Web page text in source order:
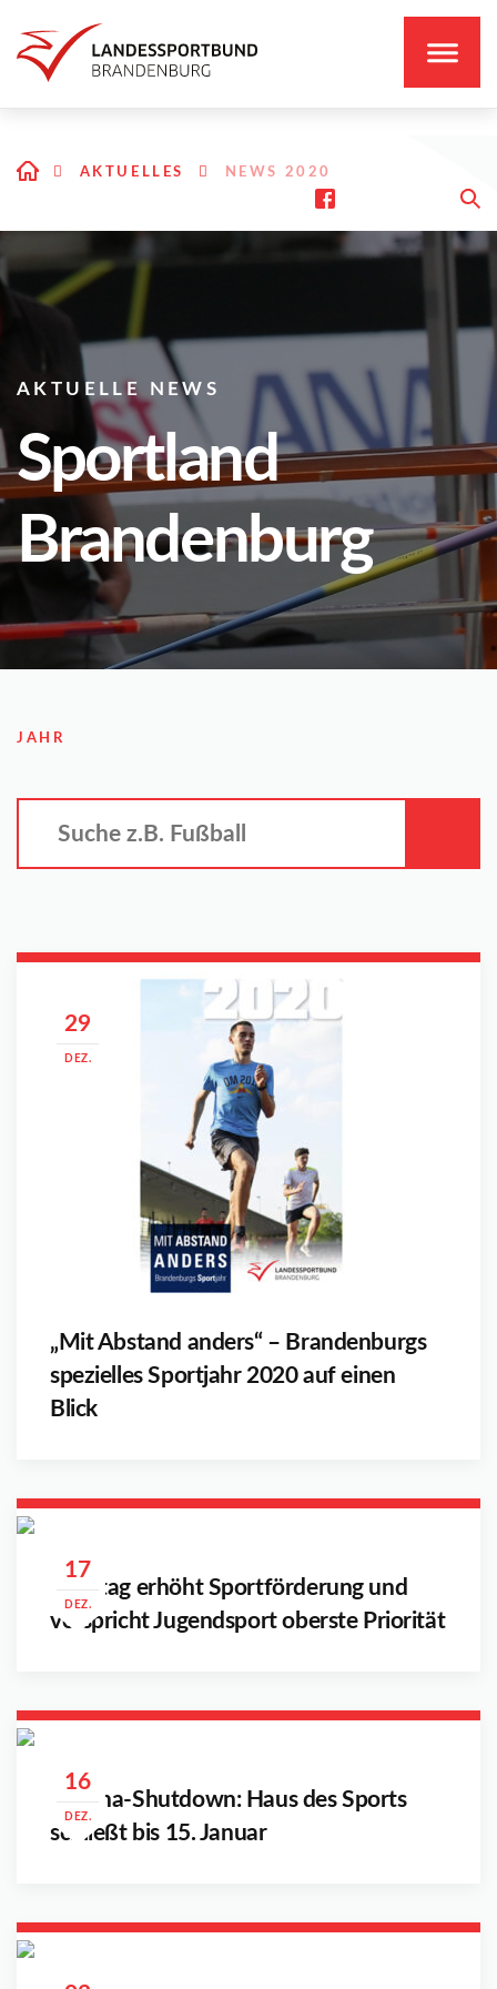
AKTUELLES NEWS 2020
AKTUELLE NEWS
Sportland
Brandenburg
JAHR
29
DEZ.
„Mit Abstand anders“ – Brandenburgs
spezielles Sportjahr 2020 auf einen
Blick
17
DEZ.
Landtag erhöht Sportförderung und
verspricht Jugendsport oberste Priorität
16
DEZ.
Corona-Shutdown: Haus des Sports
schließt bis 15. Januar